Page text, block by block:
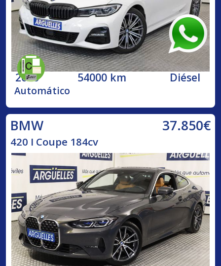
2020 54000 km Diésel
Automático
BMW 37.850€
420 I Coupe 184cv